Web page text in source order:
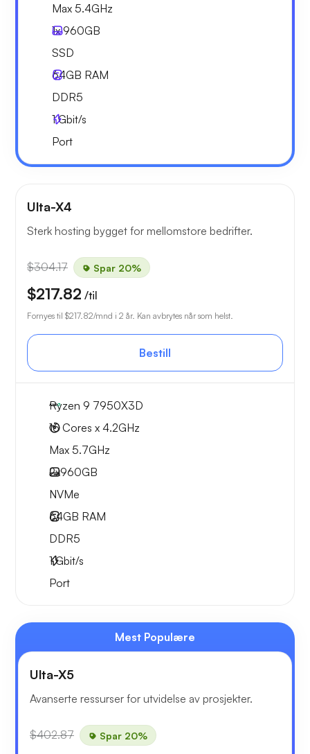
Max 5.4GHz
1x960GB
SSD
64GB RAM
DDR5
1Gbit/s
Port
Ulta-X4
Sterk hosting bygget for mellomstore bedrifter.
$304.17 Spar 20%
$217.82 /til
Fornyes til $217.82/mnd i 2 år. Kan avbrytes når som helst.
Bestill
Ryzen 9 7950X3D
16 Cores x 4.2GHz
Max 5.7GHz
2x960GB
NVMe
64GB RAM
DDR5
1Gbit/s
Port
Mest Populære
Ulta-X5
Avanserte ressurser for utvidelse av prosjekter.
$402.87 Spar 20%